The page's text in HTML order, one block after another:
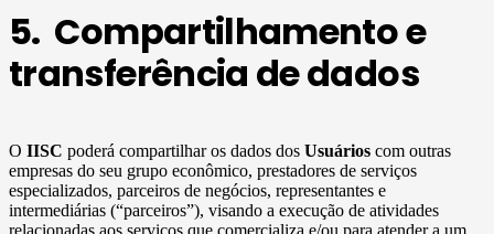
5. Compartilhamento e
transferência de dados
O IISC poderá compartilhar os dados dos Usuários com outras
empresas do seu grupo econômico, prestadores de serviços
especializados, parceiros de negócios, representantes e
intermediárias (“parceiros”), visando a execução de atividades